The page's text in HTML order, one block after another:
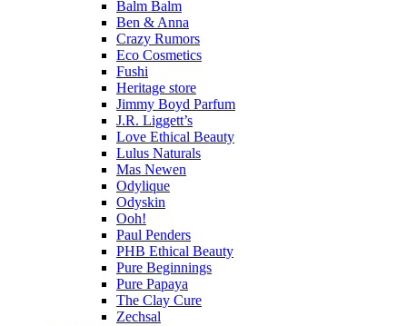
Balm Balm
Ben & Anna
Crazy Rumors
Eco Cosmetics
Fushi
Heritage store
Jimmy Boyd Parfum
J.R. Liggett’s
Love Ethical Beauty
Lulus Naturals
Mas Newen
Odylique
Odyskin
Ooh!
Paul Penders
PHB Ethical Beauty
Pure Beginnings
Pure Papaya
The Clay Cure
Zechsal